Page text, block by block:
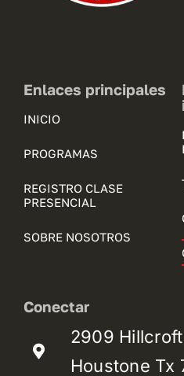
Enlaces principales
INICIO
PROGRAMAS
REGISTRO CLASE
PRESENCIAL
SOBRE NOSOTROS
Conectar
2909
Houstone Tx